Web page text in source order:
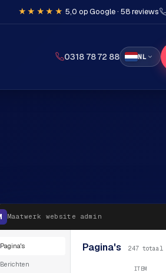
★★★★★ 5,0 op Google · 58 reviews
0318 78 72 88 NL
Maatwerk website admin
Pagina's
Berichten
Pagina's 247 totaal
ITEM